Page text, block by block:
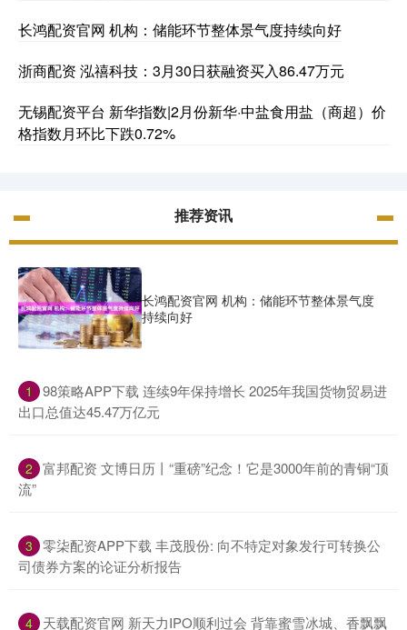
长鸿配资官网 机构：储能环节整体景气度持续向好
浙商配资 泓禧科技：3月30日获融资买入86.47万元
无锡配资平台 新华指数|2月份新华·中盐食用盐（商超）价
格指数月环比下跌0.72%
推荐资讯
长鸿配资官网 机构：储能环节整体景气度
持续向好
1
​98策略APP下载 连续9年保持增长 2025年我国货物贸易进
出口总值达45.47万亿元
2 ​富邦配资 文博日历丨“重磅”纪念！它是3000年前的青铜“顶
流”
3 ​零柒配资APP下载 丰茂股份: 向不特定对象发行可转换公
司债券方案的论证分析报告
4 ​天载配资官网 新天力IPO顺利过会 背靠蜜雪冰城、香飘飘